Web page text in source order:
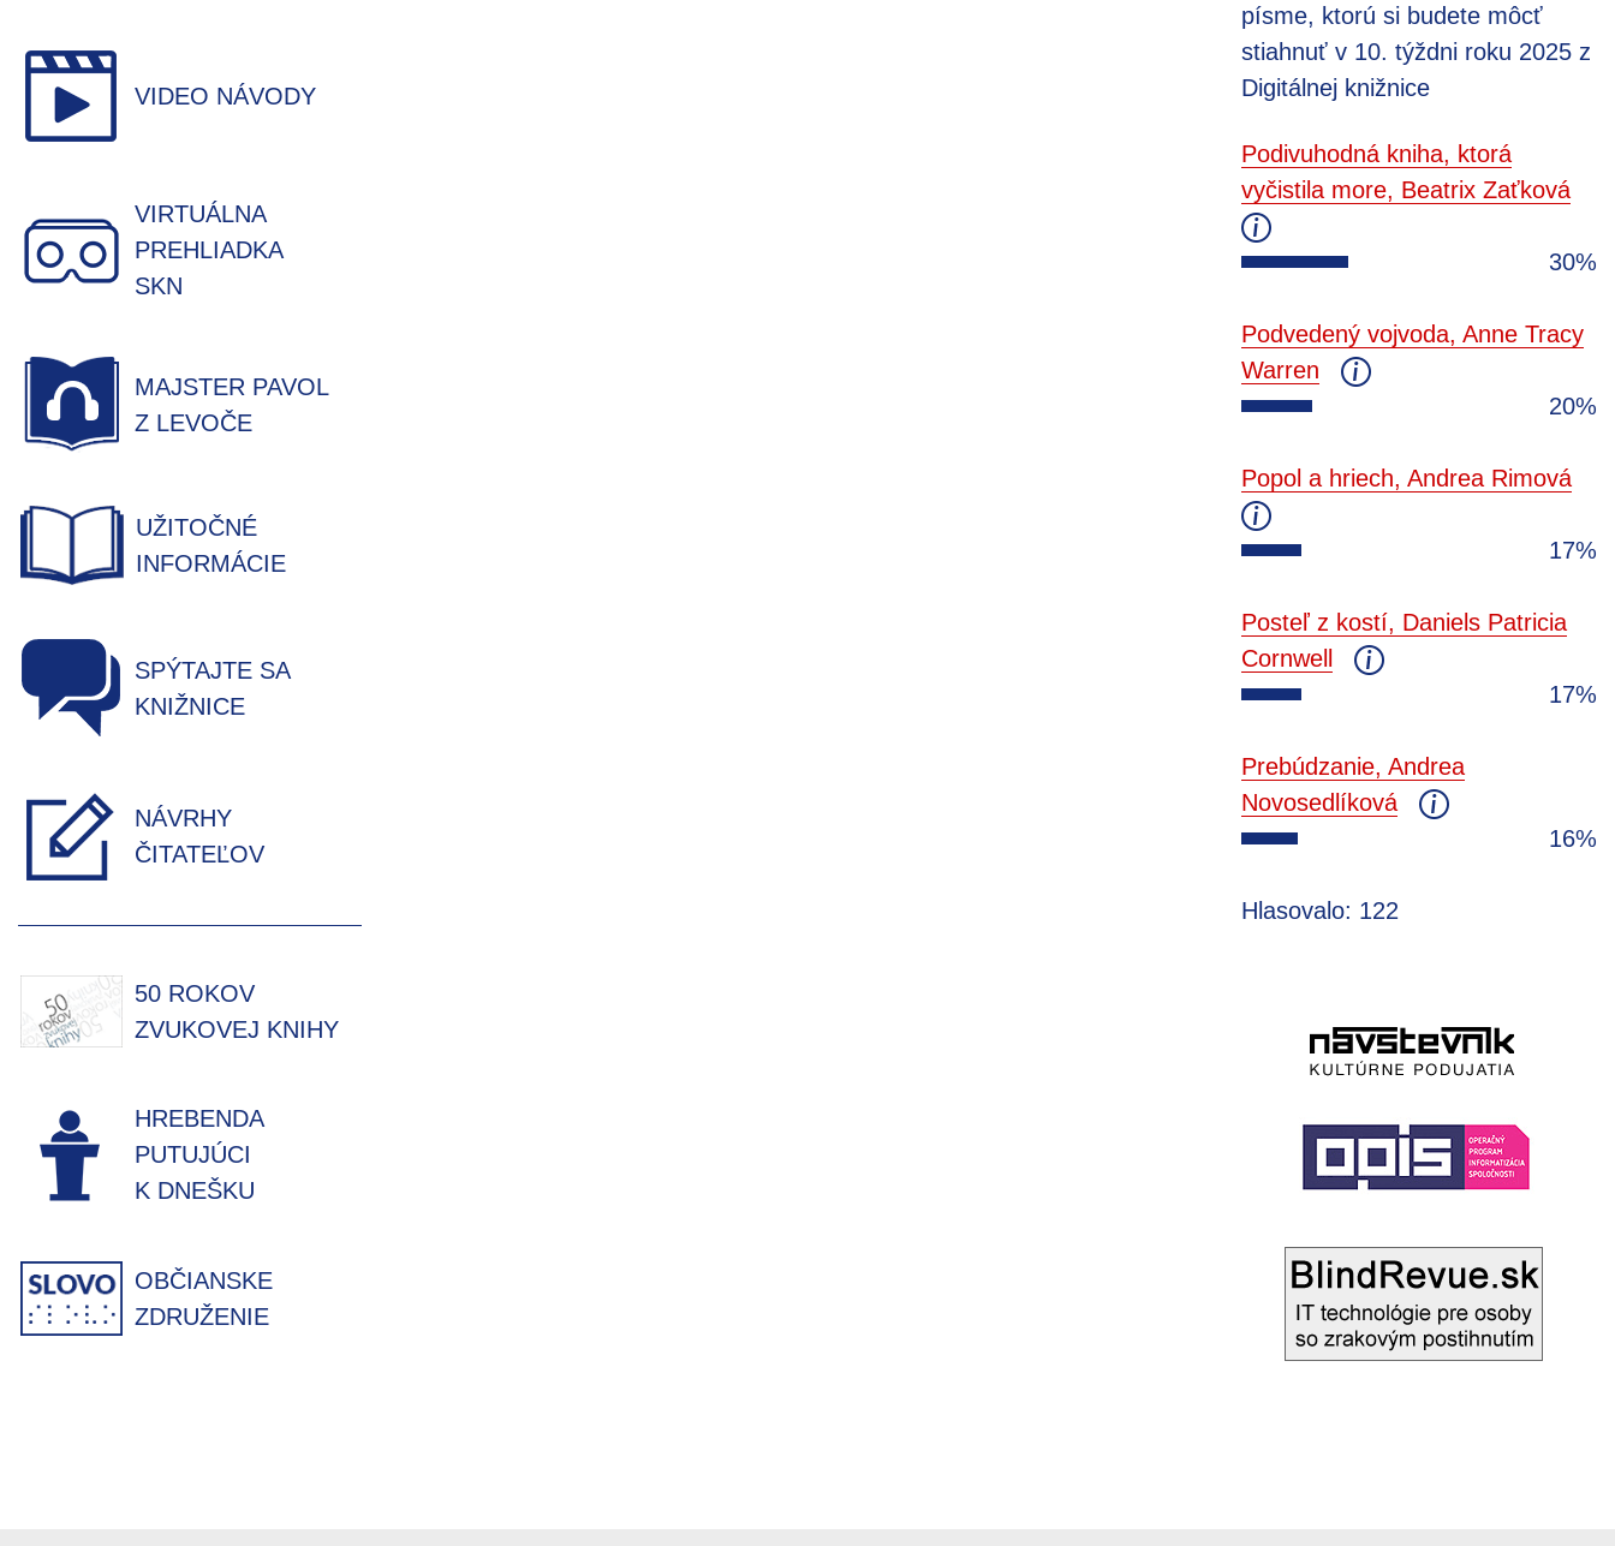
VIDEO NÁVODY
VIRTUÁLNA
PREHLIADKA
SKN
MAJSTER PAVOL
Z LEVOČE
UŽITOČNÉ
INFORMÁCIE
SPÝTAJTE SA
KNIŽNICE
NÁVRHY
ČITATEĽOV
50 ROKOV
ZVUKOVEJ KNIHY
HREBENDA
PUTUJÚCI
K DNEŠKU
OBČIANSKE
ZDRUŽENIE
písme, ktorú si budete môcť
stiahnuť v 10. týždni roku 2025 z
Digitálnej knižnice
Podivuhodná kniha, ktorá
vyčistila more, Beatrix Zaťková
30%
Podvedený vojvoda, Anne Tracy
Warren
20%
Popol a hriech, Andrea Rimová
17%
Posteľ z kostí, Daniels Patricia
Cornwell
17%
Prebúdzanie, Andrea
Novosedlíková
16%
Hlasovalo: 122